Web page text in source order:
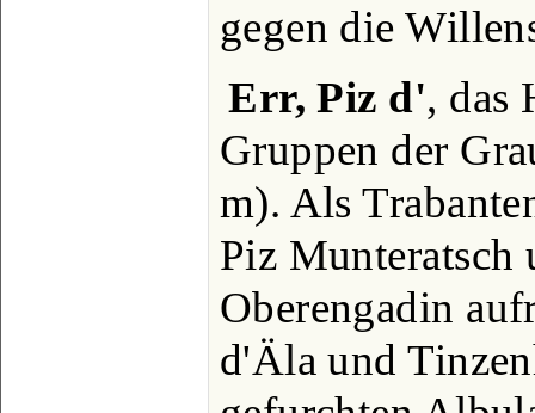
gegen die
Err, Piz d', das
Gruppen der
m). Als
Piz Munteratsch
Oberengadin
d'Äla und